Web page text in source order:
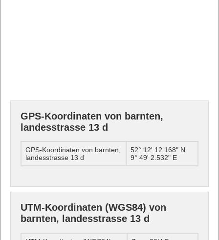
GPS-Koordinaten von barnten,
landesstrasse 13 d
GPS-Koordinaten von barnten,
landesstrasse 13 d
52° 12' 12.168" N
9° 49' 2.532" E
UTM-Koordinaten (WGS84) von
barnten, landesstrasse 13 d